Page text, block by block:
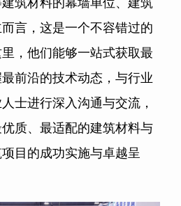
筑材料的幕墙单位、建筑
言，这是一个不容错过的
，他们能够一站式获取最
前沿的技术动态，与行业
士进行深入沟通与交流，
质、最适配的建筑材料与
目的成功实施与卓越呈